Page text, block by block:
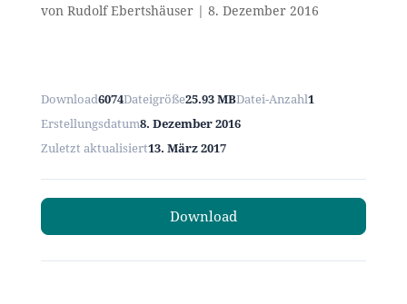
von Rudolf Ebertshäuser| 8. Dezember 2016
Download6074Dateigröße25.93 MBDatei-Anzahl1
Erstellungsdatum8. Dezember 2016
Zuletzt aktualisiert13. März 2017
Download